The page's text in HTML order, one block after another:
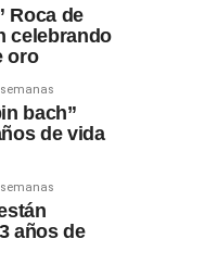
Roca de
celebrando
oro
bach”
de vida
años de